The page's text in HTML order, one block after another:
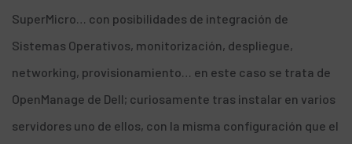
SuperMicro… con posibilidades de integración de
Sistemas Operativos, monitorización, despliegue,
networking, provisionamiento… en este caso se trata de
OpenManage de Dell; curiosamente tras instalar en varios
servidores uno de ellos, con la misma configuración que el